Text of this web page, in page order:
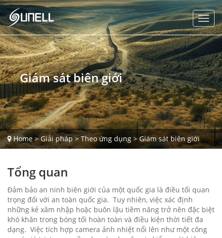
Home>Giải pháp>Theo ứng dụng >Giám sát biên giới
Giám sát biên giới
Tổng quan
Đảm bảo an ninh biên giới của một quốc gia là điều tối quan
trọng đối với an toàn quốc gia. Tuy nhiên, việc xác định
những kẻ xâm nhập hoặc buôn lậu tiềm năng trở nên đặc biệt
khó khăn trong bóng tối hoàn toàn và điều kiện thời tiết đa
dạng. Việc tích hợp camera ảnh nhiệt nổi lên như một công